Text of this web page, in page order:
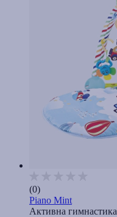
(0)
Piano Mint
Активна гимнастика